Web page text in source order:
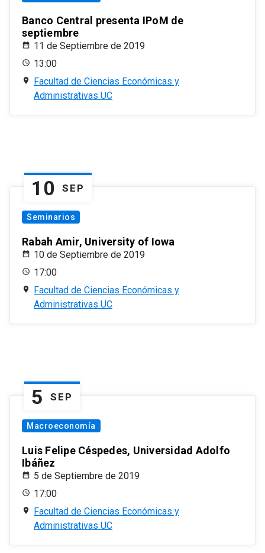
Banco Central presenta IPoM de
septiembre
11 de Septiembre de 2019
13:00
Facultad de Ciencias Económicas y
Administrativas UC
10 SEP
Seminarios
Rabah Amir, University of Iowa
10 de Septiembre de 2019
17:00
Facultad de Ciencias Económicas y
Administrativas UC
5 SEP
Macroeconomía
Luis Felipe Céspedes, Universidad Adolfo
Ibáñez
5 de Septiembre de 2019
17:00
Facultad de Ciencias Económicas y
Administrativas UC